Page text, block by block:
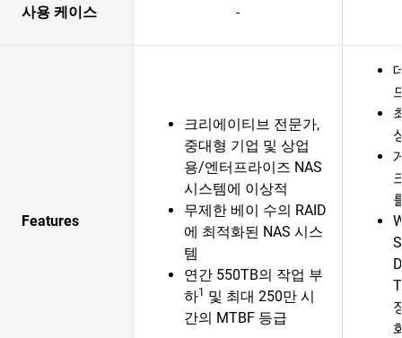
사용 케이스 -
Features
크리에이티브 전문가,
중대형 기업 및 상업
용/엔터프라이즈 NAS
시스템에 이상적
무제한 베이 수의 RAID
에 최적화된 NAS 시스
템
연간 550TB의 작업 부
하1 및 최대 250만 시
간의 MTBF 등급